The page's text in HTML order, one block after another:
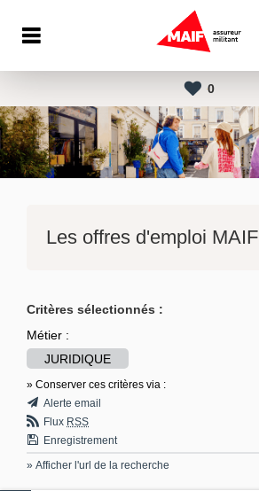
0
Les offres d'emploi MAIF
Critères sélectionnés :
Métier :
JURIDIQUE
» Conserver ces critères via :
Alerte email
Flux RSS
Enregistrement
» Afficher l'url de la recherche